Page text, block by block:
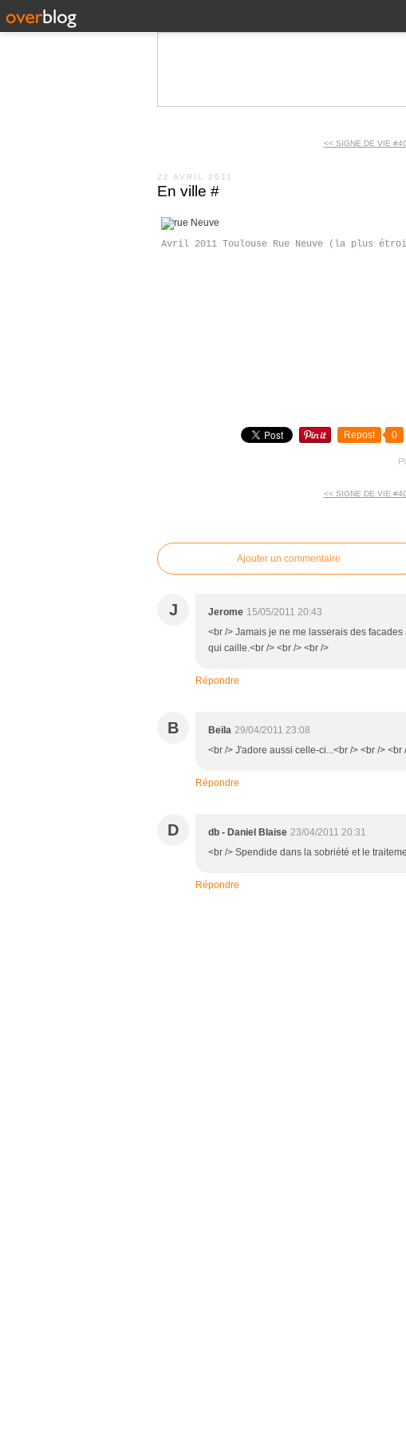
<< SIGNE DE VIE #40
22 AVRIL 2011
En ville #
Avril 2011 Toulouse Rue Neuve (la plus
Repost 0
<< SIGNE DE VIE #40
Ajouter un commentaire
J Jerome 15/05/2011 20:43
<br /> Jamais je ne me lasserais des
qui caille.<br /> <br /> <br />
Répondre
B Beïla 29/04/2011 23:08
<br /> J'adore aussi celle-ci...<br /> <br /> <br
Répondre
D db - Daniel Blaise 23/04/2011 20:31
<br /> Spendide dans la sobriété et le
Répondre